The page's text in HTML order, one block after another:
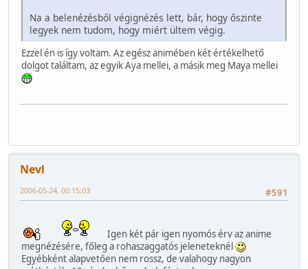
Na a belenézésből végignézés lett, bár, hogy őszinte
legyek nem tudom, hogy miért ültem végig.
Ezzel én is így voltam. Az egész animében két értékelhető
dolgot találtam, az egyik Aya mellei, a másik meg Maya mellei
Nevl
#591
2006-05-24, 00:15:03
Igen két pár igen nyomós érv az anime
megnézésére, főleg a rohaszaggatós jeleneteknél
Egyébként alapvetően nem rossz, de valahogy nagyon